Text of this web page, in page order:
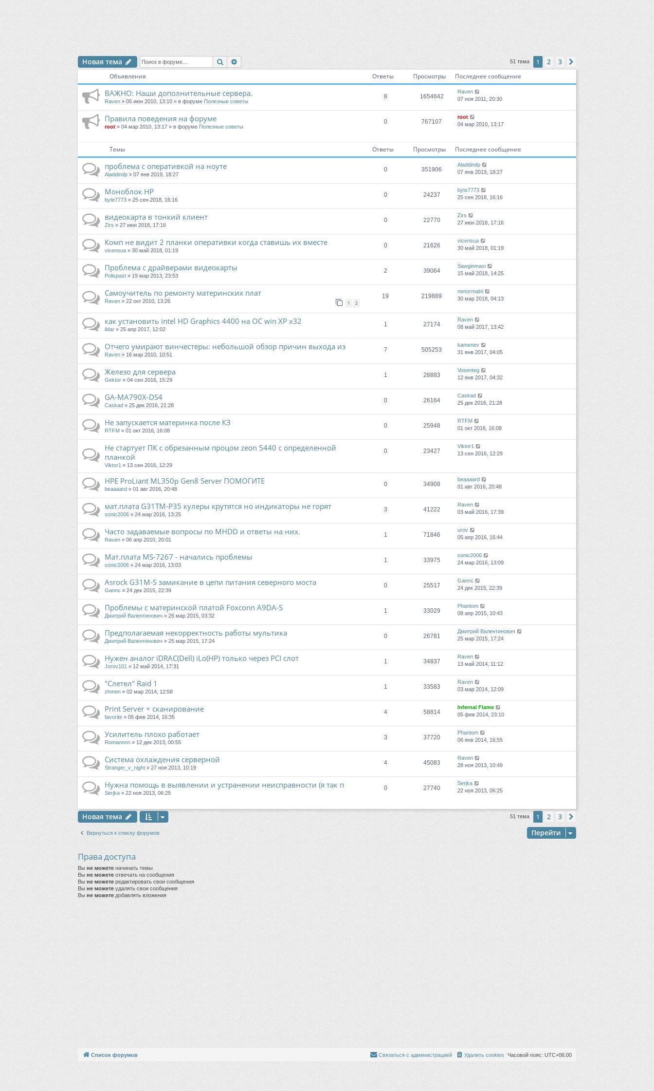
Новая тема Поиск 51 тема 1 2 3
Объявления Ответы Просмотры Последнее сообщение
ВАЖНО: Наши дополнительные сервера.
Raven » 05 июн 2010, 13:10 » в форуме Полезные советы
8 1654642
Raven
07 ноя 2011, 20:30
Правила поведения на форуме
root » 04 мар 2010, 13:17 » в форуме Полезные советы
0 767107
root
04 мар 2010, 13:17
Темы Ответы Просмотры Последнее сообщение
проблема с оперативкой на ноуте
Aladdindp » 07 янв 2019, 18:27
0 351906
Aladdindp
07 янв 2019, 18:27
Моноблок HP
byte7773 » 25 сен 2018, 16:16
0 24237
byte7773
25 сен 2018, 16:16
видеокарта в тонкий клиент
Zirs » 27 июн 2018, 17:16
0 22770
Zirs
27 июн 2018, 17:16
Комп не видит 2 планки оперативки когда ставишь их вместе
vicensua » 30 май 2018, 01:19
0 21626
vicensua
30 май 2018, 01:19
Проблема с драйверами видеокарты
Polispast » 19 мар 2013, 23:53
2 39064
Sawginmasi
15 май 2018, 14:25
Самоучитель по ремонту материнских плат
Raven » 22 окт 2010, 13:26 1 2
19 219889
nenormalni
30 мар 2018, 04:13
как установить intel HD Graphics 4400 на ОС win XP x32
ildar » 25 апр 2017, 12:02
1 27174
Raven
08 май 2017, 13:42
Отчего умирают винчестеры: небольшой обзор причин выхода из
Raven » 16 мар 2010, 10:51
7 505253
kamenev
31 янв 2017, 04:05
Железо для сервера
Gektor » 04 сен 2016, 15:29
1 28883
Vosenteg
12 янв 2017, 04:32
GA-MA790X-DS4
Caskad » 25 дек 2016, 21:28
0 26164
Caskad
25 дек 2016, 21:28
Не запускается материнка после КЗ
RTFM » 01 окт 2016, 16:08
0 25948
RTFM
01 окт 2016, 16:08
Не стартует ПК с обрезанным процом zeon 5440 c определенной
планкой
Viktor1 » 13 сен 2016, 12:29
0 23427
Viktor1
13 сен 2016, 12:29
HPE ProLiant ML350p Gen8 Server ПОМОГИТЕ
beaaaard » 01 авг 2016, 20:48
0 34908
beaaaard
01 авг 2016, 20:48
мат.плата G31TM-P35 кулеры крутятся но индикаторы не горят
sonic2006 » 24 мар 2016, 13:25
3 41222
Raven
03 май 2016, 17:39
Часто задаваемые вопросы по MHDD и ответы на них.
Raven » 06 апр 2010, 20:01
1 71846
urov
05 апр 2016, 16:44
Мат.плата MS-7267 - начались проблемы
sonic2006 » 24 мар 2016, 13:03
1 33975
sonic2006
24 мар 2016, 13:09
Asrock G31M-S замикание в цепи питания северного моста
Gannc » 24 дек 2015, 22:39
0 25517
Gannc
24 дек 2015, 22:39
Проблемы с материнской платой Foxconn A9DA-S
Дмитрий Валентинович » 26 мар 2015, 03:32
1 33029
Phantom
08 апр 2015, 10:43
Предполагаемая некорректность работы мультика
Дмитрий Валентинович » 25 мар 2015, 17:24
0 26781
Дмитрий Валентинович
25 мар 2015, 17:24
Нужен аналог iDRAC(Dell) iLo(HP) только через PCI слот
Jorov101 » 12 май 2014, 17:31
1 34837
Raven
13 май 2014, 11:12
"Слетел" Raid 1
zhmen » 02 мар 2014, 12:58
1 33583
Raven
03 мар 2014, 12:09
Print Server + сканирование
favorite » 05 фев 2014, 16:35
4 58814
Infernal Flame
05 фев 2014, 23:10
Усилитель плохо работает
Romannnn » 12 дек 2013, 00:55
3 37720
Phantom
06 янв 2014, 16:55
Система охлаждения серверной
Stranger_v_night » 27 ноя 2013, 10:19
4 45083
Raven
28 ноя 2013, 10:49
Нужна помощь в выявлении и устранении неисправности (я так п
Serjka » 22 ноя 2013, 06:25
0 27740
Serjka
22 ноя 2013, 06:25
Новая тема 51 тема 1 2 3
Вернуться к списку форумов Перейти
Права доступа
Вы не можете начинать темы
Вы не можете отвечать на сообщения
Вы не можете редактировать свои сообщения
Вы не можете удалять свои сообщения
Вы не можете добавлять вложения
Список форумов Часовой пояс: UTC+06:00
Удалить cookies
Связаться с администрацией